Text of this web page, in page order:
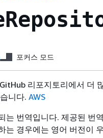
포커스 모드
리포지토리에서 더
니다. AWS
는 번역입니다. 제공된 번
는 경우에는 영어 버전이